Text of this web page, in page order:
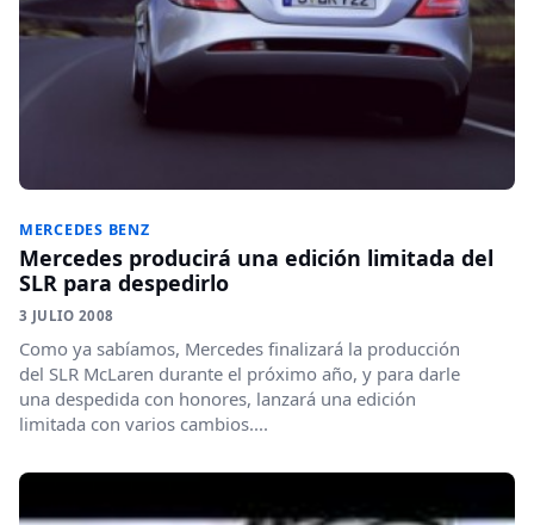
MERCEDES BENZ
Mercedes producirá una edición limitada del
SLR para despedirlo
3 JULIO 2008
Como ya sabíamos, Mercedes finalizará la producción
del SLR McLaren durante el próximo año, y para darle
una despedida con honores, lanzará una edición
limitada con varios cambios....